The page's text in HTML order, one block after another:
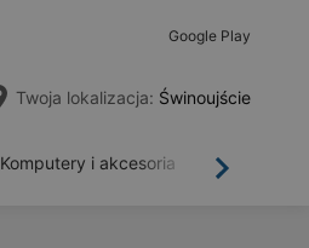
Google Play
Twoja lokalizacja: Świnoujście
Dalej
Komputery i akcesoria